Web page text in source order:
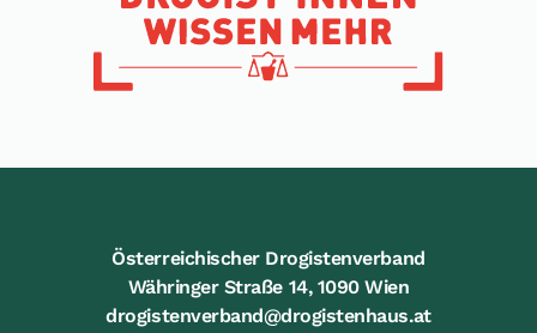
Österreichischer Drogistenverband
Währinger Straße 14, 1090 Wien
drogistenverband@drogistenhaus.at